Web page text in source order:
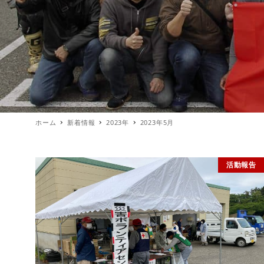
ホーム 新着情報 2023年 2023年5月
活動報告